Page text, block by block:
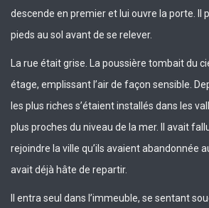
descende en premier et lui ouvre la porte. Il
pieds au sol avant de se relever.
La rue était grise. La poussière tombait du
étage, emplissant l’air de façon sensible.
les plus riches s’étaient installés dans les
plus proches du niveau de la mer. Il avait
rejoindre la ville qu’ils avaient abandonnée
avait déjà hâte de repartir.
Il entra seul dans l’immeuble, se sentant